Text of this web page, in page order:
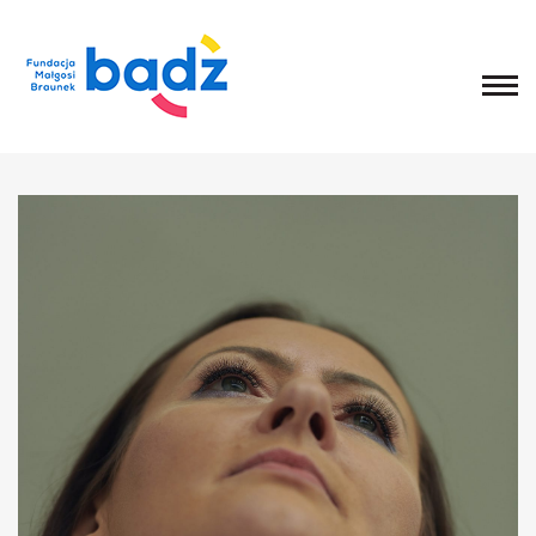
Rada Fundacji
Rada Programowa
Wolontariusze
Sprawozdania
Kongres
O Kongresie
Kongres 2020
Kongres 2019